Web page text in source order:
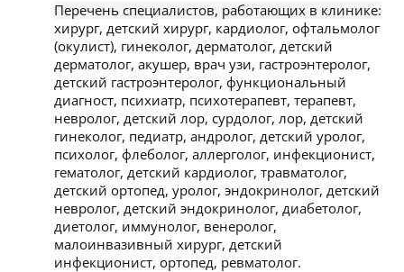
Перечень специалистов, работающих в клинике:
хирург, детский хирург, кардиолог, офтальмолог
(окулист), гинеколог, дерматолог, детский
дерматолог, акушер, врач узи, гастроэнтеролог,
детский гастроэнтеролог, функциональный
диагност, психиатр, психотерапевт, терапевт,
невролог, детский лор, сурдолог, лор, детский
гинеколог, педиатр, андролог, детский уролог,
психолог, флеболог, аллерголог, инфекционист,
гематолог, детский кардиолог, травматолог,
детский ортопед, уролог, эндокринолог, детский
невролог, детский эндокринолог, диабетолог,
диетолог, иммунолог, венеролог,
малоинвазивный хирург, детский
инфекционист, ортопед, ревматолог.